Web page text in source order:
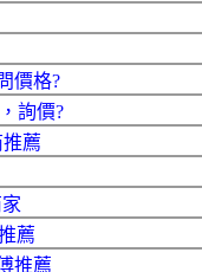
價格?
詢價?
薦
薦
推薦